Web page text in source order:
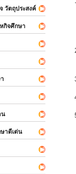
ตถุประสงค์
กิจศึกษา
น
าดีเด่น